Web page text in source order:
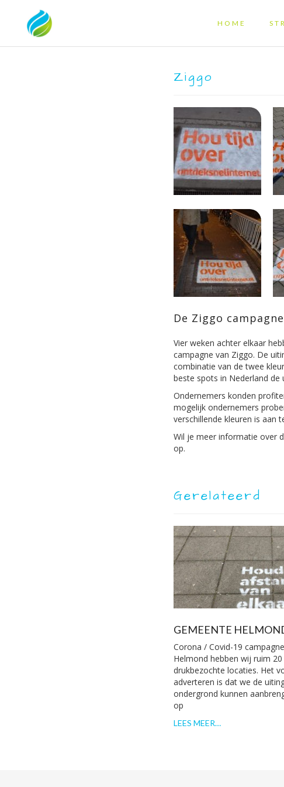
HOME
Ziggo
De Ziggo
Vier weken achter elkaar
campagne van Ziggo. De
combinatie van de twee
beste spots in Nederland de
Ondernemers konden
mogelijk ondernemers
verschillende kleuren is aan
Wil je meer informatie over
op.
Gerelateerd
GEMEENTE
Corona / Covid-19
Helmond hebben wij ruim
drukbezochte locaties. Het
adverteren is dat we de
ondergrond kunnen
op
LEES MEER…